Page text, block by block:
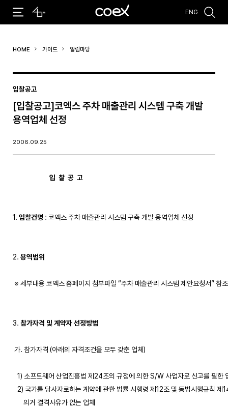
#코엑스 전시 #행사
ENG
HOME 가이드 알림마당
입찰공고
[입찰공고]코엑스 주차 매출관리 시스템 구축 개발
용역업체 선정
2006.09.25
입  찰  공  고
1. 입찰건명 : 코엑스 주차 매출관리 시스템 구축 개발 용역업체 선정
2. 용역범위
※ 세부내용 코엑스 홈페이지 첨부파일 “주차 매출관리 시스템 제안요청서” 참조
3. 참가자격 및 계약자 선정방법
가. 참가자격 (아래의 자격조건을 모두 갖춘 업체)
1) 소프트웨어 산업진흥법 제24조의 규정에 의한 S/W 사업자로 신고를 필한
2) 국가를 당사자로하는 계약에 관한 법률 시행령 제12조 및 동법시행규칙 제
       의거 결격사유가 없는 업체